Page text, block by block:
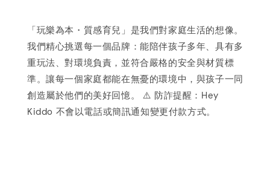
「玩樂為本・質感育兒」是我們對家庭生活的想像。
我們精心挑選每一個品牌：能陪伴孩子多年、具有多
重玩法、對環境負責，並符合嚴格的安全與材質標
準。讓每一個家庭都能在無憂的環境中，與孩子一同
創造屬於他們的美好回憶。 ⚠️ 防詐提醒：Hey
Kiddo 不會以電話或簡訊通知變更付款方式。